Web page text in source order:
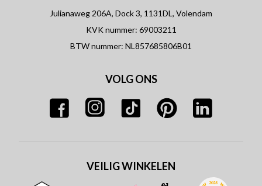
Julianaweg 206A, Dock 3, 1131DL, Volendam
KVK nummer: 69003211
BTW nummer: NL857685806B01
VOLG ONS
VEILIG WINKELEN